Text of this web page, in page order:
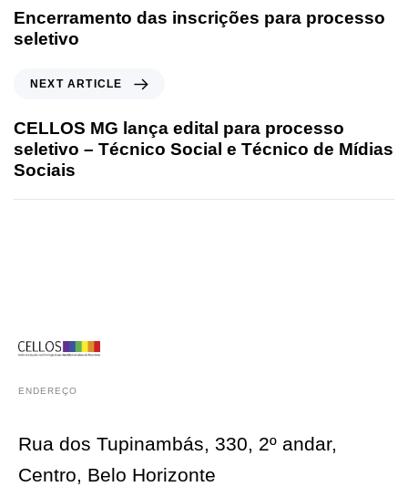
Encerramento das inscrições para processo
seletivo
NEXT ARTICLE
CELLOS MG lança edital para processo
seletivo – Técnico Social e Técnico de Mídias
Sociais
ENDEREÇO
Rua dos Tupinambás, 330, 2º andar,
Centro, Belo Horizonte